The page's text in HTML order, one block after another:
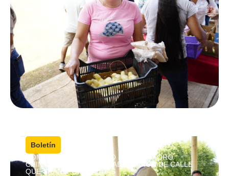
Boletín
COMPROMISO CUMPLIDO EN CRISÓFORO
CHIÑAS; ENTREGAN REHABILITACIÓN DE CALLE
QUE TRANSFORMA VIDAS